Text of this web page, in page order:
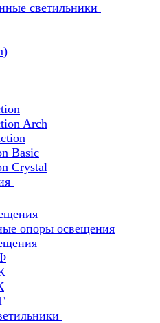
светильники
Arch
Basic
Crystal
опоры освещения